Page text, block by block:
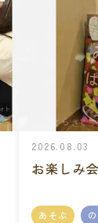
2026.08.03
お楽しみ会
あそぶ